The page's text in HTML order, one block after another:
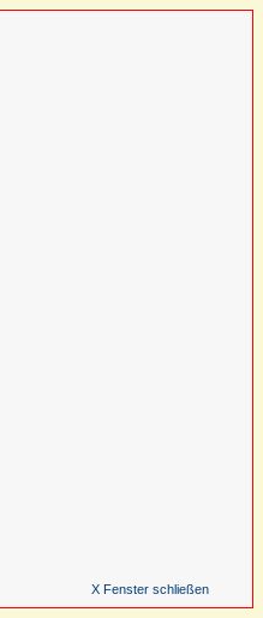
X Fenster schließen